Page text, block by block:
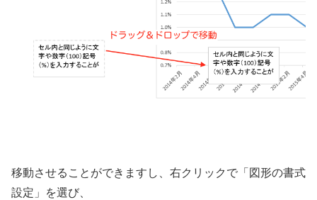
移動させることができますし、右クリックで「図形の書式
設定」を選び、